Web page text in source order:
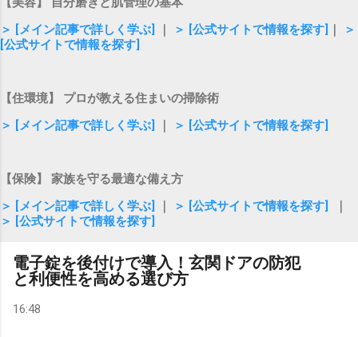
＞ [メイン記事で詳しく学ぶ]
＞ [公式サイトで情報を探す]
＞
[公式サイトで情報を探す]
【住環境】 プロが教える住まいの掃除術
＞ [メイン記事で詳しく学ぶ]
＞ [公式サイトで情報を探す]
【保険】 家族を守る最適な備え方
＞ [メイン記事で詳しく学ぶ]
＞ [公式サイトで情報を探す]
＞ [公式サイトで情報を探す]
電子錠を後付けで導入！玄関ドアの防犯
と利便性を高める選び方
16:48